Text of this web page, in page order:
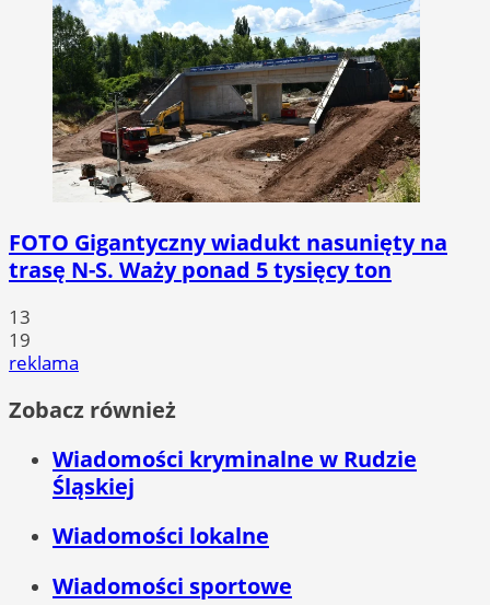
FOTO Gigantyczny wiadukt nasunięty na
trasę N-S. Waży ponad 5 tysięcy ton
13
19
reklama
Zobacz również
Wiadomości kryminalne w Rudzie
Śląskiej
Wiadomości lokalne
Wiadomości sportowe